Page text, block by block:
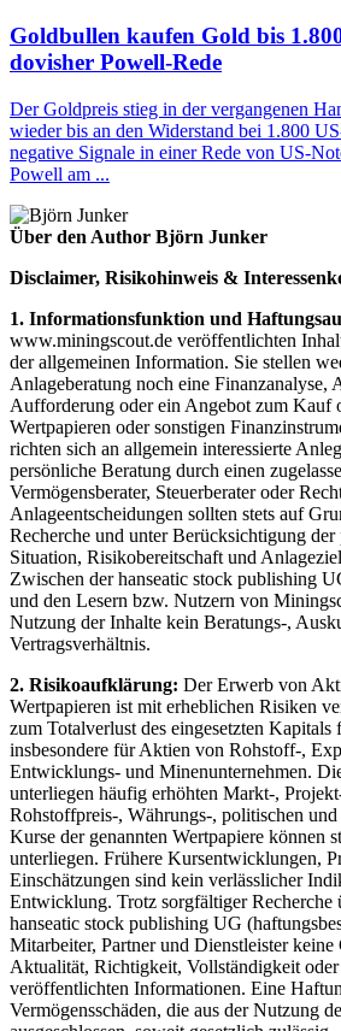
Goldbullen kaufen Gold bis
dovisher Powell-Rede
Der Goldpreis stieg in der vergangenen
wieder bis an den Widerstand bei 1.800
negative Signale in einer Rede von US-
Powell am ...
Über den Author Björn Junker
Disclaimer, Risikohinweis &
1. Informationsfunktion und
www.miningscout.de veröffentlichten
der allgemeinen Information. Sie stellen
Anlageberatung noch eine Finanzanalyse,
Aufforderung oder ein Angebot zum Kauf
Wertpapieren oder sonstigen
richten sich an allgemein interessierte
persönliche Beratung durch einen
Vermögensberater, Steuerberater oder
Anlageentscheidungen sollten stets auf
Recherche und unter Berücksichtigung
Situation, Risikobereitschaft und
Zwischen der hanseatic stock publishing
und den Lesern bzw. Nutzern von
Nutzung der Inhalte kein Beratungs-,
Vertragsverhältnis.
2. Risikoaufklärung: Der Erwerb von
Wertpapieren ist mit erheblichen Risiken
zum Totalverlust des eingesetzten
insbesondere für Aktien von Rohstoff-,
Entwicklungs- und Minenunternehmen.
unterliegen häufig erhöhten Markt-,
Rohstoffpreis-, Währungs-, politischen
Kurse der genannten Wertpapiere können
unterliegen. Frühere Kursentwicklungen,
Einschätzungen sind kein verlässlicher
Entwicklung. Trotz sorgfältiger Recherche
hanseatic stock publishing UG
Mitarbeiter, Partner und Dienstleister
Aktualität, Richtigkeit, Vollständigkeit oder
veröffentlichten Informationen. Eine
Vermögensschäden, die aus der Nutzung